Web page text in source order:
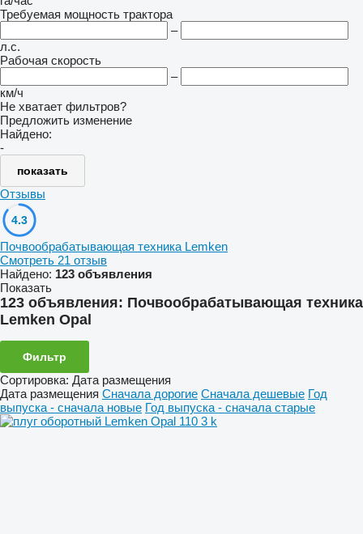
Требуемая мощность трактора
–
л.с.
Рабочая скорость
–
км/ч
Не хватает фильтров?
Предложить изменение
Найдено:
-
показать
Отзывы
4.3
Почвообрабатывающая техника Lemken
Смотреть 21 отзыв
Найдено: 123 объявления
Показать
123 объявления: Почвообрабатывающая техника
Lemken Opal
Фильтр
Сортировка: Дата размещения
Дата размещения Сначала дорогие Сначала дешевые Год
выпуска - сначала новые Год выпуска - сначала старые